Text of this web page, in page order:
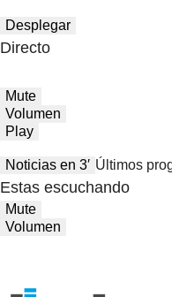
Desplegar
Directo
Mute
Volumen
Play
Noticias en 3′ Últimos
Estas escuchando
Mute
Volumen